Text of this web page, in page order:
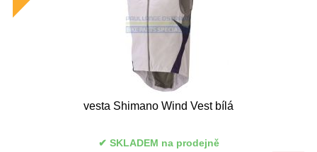
vesta Shimano Wind Vest bílá
SKLADEM na prodejně